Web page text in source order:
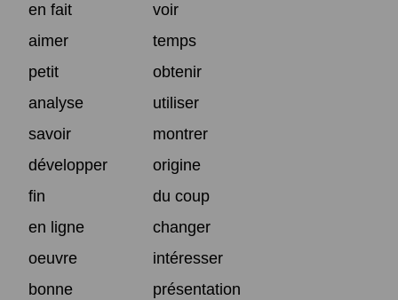
en fait
voir
aimer
temps
petit
obtenir
analyse
utiliser
savoir
montrer
développer
origine
fin
du coup
en ligne
changer
oeuvre
intéresser
bonne
présentation